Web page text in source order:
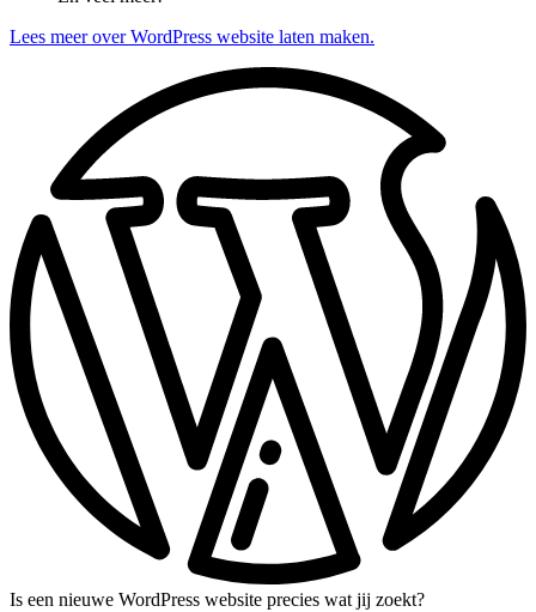
Lees meer over WordPress website laten maken.
Is een nieuwe WordPress website precies wat jij zoekt?